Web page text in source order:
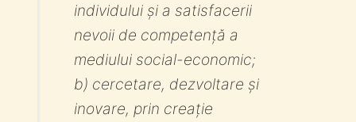
individului și a satisfacerii
nevoii de competență a
mediului social-economic;
b) cercetare, dezvoltare și
inovare, prin creație